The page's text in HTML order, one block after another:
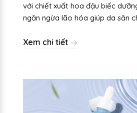
với chiết xuất hoa đậu biếc
ngăn ngừa lão hóa giúp da săn
Xem chi tiết